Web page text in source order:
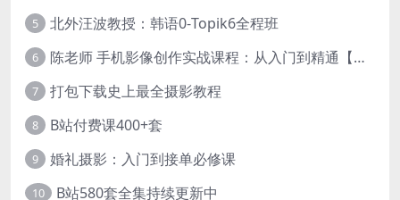
5 北外汪波教授：韩语0-Topik6全程班
6 陈老师 手机影像创作实战课程：从入门到精通【完结】
7 打包下载史上最全摄影教程
8 B站付费课400+套
9 婚礼摄影：入门到接单必修课
10 B站580套全集持续更新中